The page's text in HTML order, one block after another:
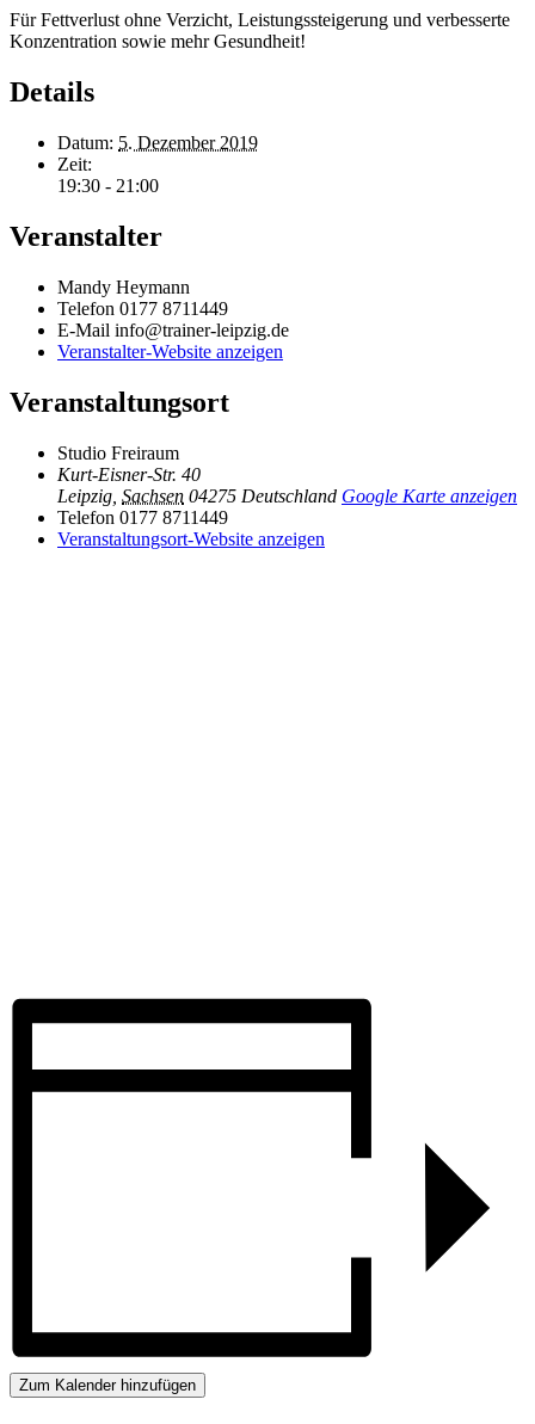
Für Fettverlust ohne Verzicht, Leistungssteigerung und verbesserte
Konzentration sowie mehr Gesundheit!
Details
Datum: 5. Dezember 2019
Zeit:
19:30 - 21:00
Veranstalter
Mandy Heymann
Telefon 0177 8711449
E-Mail info@trainer-leipzig.de
Veranstalter-Website anzeigen
Veranstaltungsort
Studio Freiraum
Kurt-Eisner-Str. 40
Leipzig Sachsen 04275 Deutschland Google Karte anzeigen
Telefon 0177 8711449
Veranstaltungsort-Website anzeigen
Zum Kalender hinzufügen